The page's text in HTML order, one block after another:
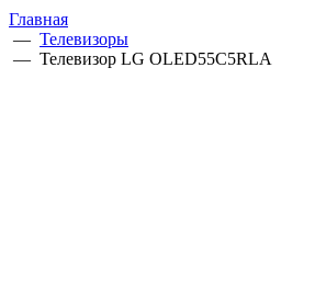
Главная
— Телевизоры
— Телевизор LG OLED55C5RLA